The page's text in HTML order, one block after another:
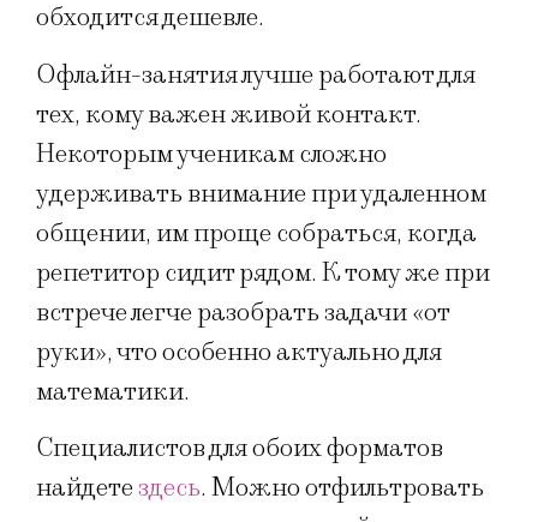
обходится дешевле.
Офлайн-занятия лучше работают для
тех, кому важен живой контакт.
Некоторым ученикам сложно
удерживать внимание при удаленном
общении, им проще собраться, когда
репетитор сидит рядом. К тому же при
встрече легче разобрать задачи «от
руки», что особенно актуально для
математики.
Специалистов для обоих форматов
найдетездесь. Можно отфильтровать